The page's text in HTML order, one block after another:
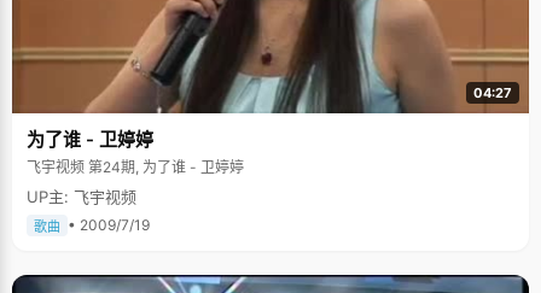
04:27
为了谁 - 卫婷婷
飞宇视频 第24期, 为了谁 - 卫婷婷
UP主: 飞宇视频
歌曲 • 2009/7/19